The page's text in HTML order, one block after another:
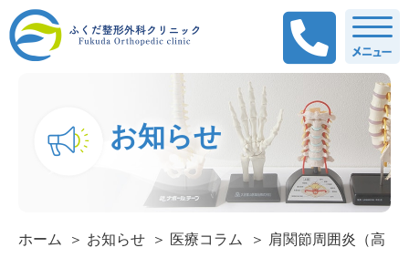
お知らせ
ホーム お知らせ 医療コラム
肩関節周囲炎（高